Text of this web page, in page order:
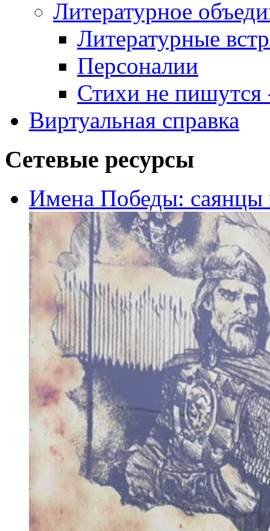
Литературное
Литературные
Персоналии
Стихи не пишутся
Виртуальная справка
Сетевые ресурсы
Имена Победы: саянцы